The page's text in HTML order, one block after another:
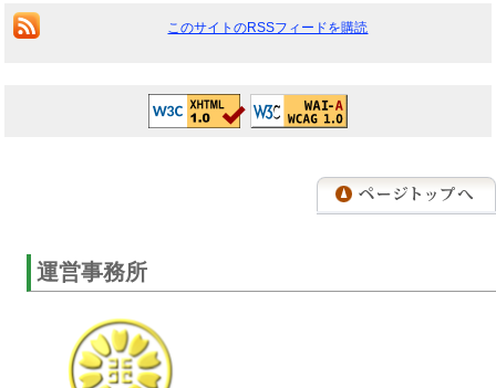
このサイトのRSSフィードを購読
運営事務所